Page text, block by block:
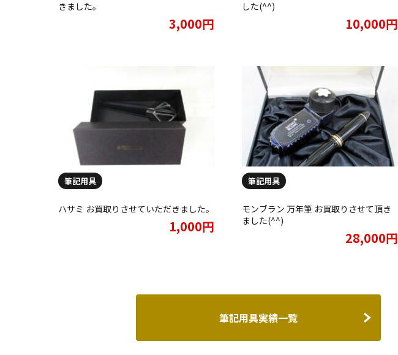
きました。
3,000円
した(^^)
10,000円
筆記用具
ハサミ お買取りさせていただきました。
1,000円
筆記用具
モンブラン 万年筆 お買取りさせて頂き
ました(^^)
28,000円
筆記用具実績一覧